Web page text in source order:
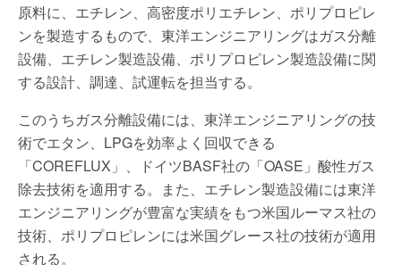
原料に、エチレン、高密度ポリエチレン、ポリプロピレ
ンを製造するもので、東洋エンジニアリングはガス分離
設備、エチレン製造設備、ポリプロピレン製造設備に関
する設計、調達、試運転を担当する。
このうちガス分離設備には、東洋エンジニアリングの技
術でエタン、LPGを効率よく回収できる
「COREFLUX」、ドイツBASF社の「OASE」酸性ガス
除去技術を適用する。また、エチレン製造設備には東洋
エンジニアリングが豊富な実績をもつ米国ルーマス社の
技術、ポリプロピレンには米国グレース社の技術が適用
される。